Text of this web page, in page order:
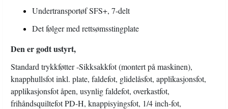
Undertransportøf SFS+, 7-delt
Det følger med rettsømsstingplate
Den er godt ustyrt,
Standard trykkføtter -Sikksakkfot (montert på maskinen),
knapphullsfot inkl. plate, faldefot, glidelåsfot, applikasjonsfot,
applikasjonsfot åpen, usynlig faldefot, overkastfot,
frihåndsquiltefot PD-H, knappisyingsfot, 1/4 inch-fot,